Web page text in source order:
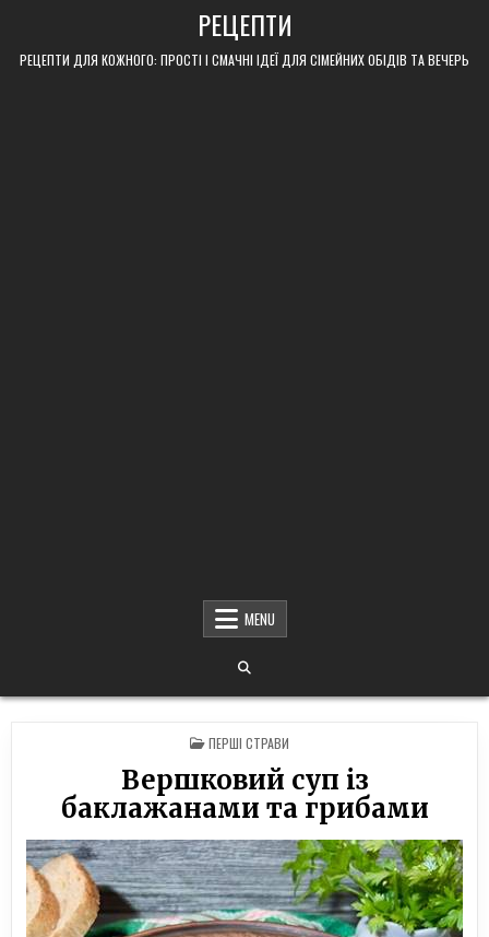
content
РЕЦЕПТИ
РЕЦЕПТИ ДЛЯ КОЖНОГО: ПРОСТІ І СМАЧНІ ІДЕЇ ДЛЯ СІМЕЙНИХ ОБІДІВ ТА ВЕЧЕРЬ
MENU
POSTED
IN
ПЕРШІ СТРАВИ
Вершковий суп із
баклажанами та грибами